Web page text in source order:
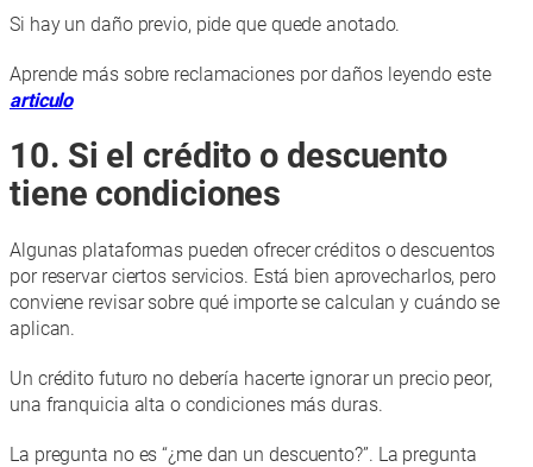
Si hay un daño previo, pide que quede anotado.
Aprende más sobre reclamaciones por daños leyendo este
articulo
10. Si el crédito o descuento
tiene condiciones
Algunas plataformas pueden ofrecer créditos o descuentos
por reservar ciertos servicios. Está bien aprovecharlos, pero
conviene revisar sobre qué importe se calculan y cuándo se
aplican.
Un crédito futuro no debería hacerte ignorar un precio peor,
una franquicia alta o condiciones más duras.
La pregunta no es “¿me dan un descuento?”. La pregunta